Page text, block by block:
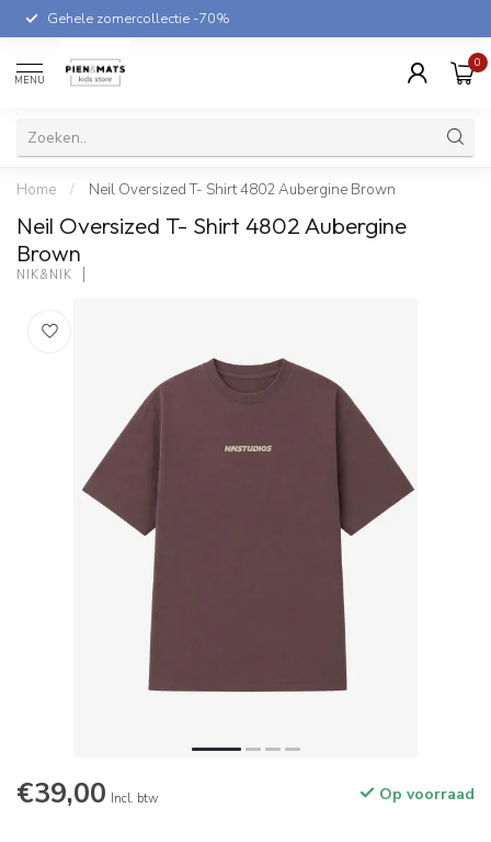
Gehele zomercollectie -70%
MENU
0
Home / Neil Oversized T- Shirt 4802 Aubergine Brown
Neil Oversized T- Shirt 4802 Aubergine
Brown
NIK&NIK
€39,00 Incl. btw Op voorraad